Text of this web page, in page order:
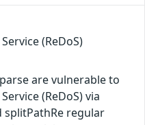
(ReDoS)
are vulnerable to
(ReDoS) via
splitPathRe regular